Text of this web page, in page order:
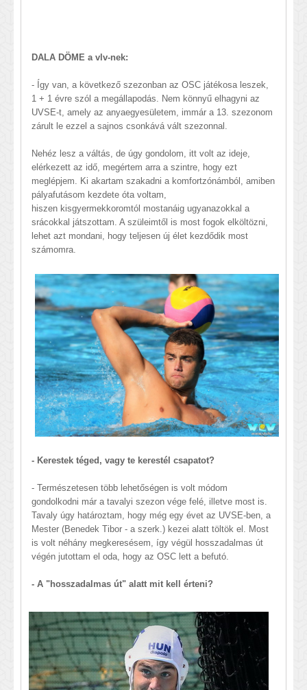
DALA DÖME a vlv-nek:
- Így van, a következő szezonban az OSC játékosa leszek,
1 + 1 évre szól a megállapodás. Nem könnyű elhagyni az
UVSE-t, amely az anyaegyesületem, immár a 13. szezonom
zárult le ezzel a sajnos csonkává vált szezonnal.
Nehéz lesz a váltás, de úgy gondolom, itt volt az ideje,
elérkezett az idő, megértem arra a szintre, hogy ezt
meglépjem. Ki akartam szakadni a komfortzónámból, amiben
pályafutásom kezdete óta voltam,
hiszen kisgyermekkoromtól mostanáig ugyanazokkal a
srácokkal játszottam. A szüleimtől is most fogok elköltözni,
lehet azt mondani, hogy teljesen új élet kezdődik most
számomra.
- Kerestek téged, vagy te kerestél csapatot?
- Természetesen több lehetőségen is volt módom
gondolkodni már a tavalyi szezon vége felé, illetve most is.
Tavaly úgy határoztam, hogy még egy évet az UVSE-ben, a
Mester (Benedek Tibor - a szerk.) kezei alatt töltök el. Most
is volt néhány megkeresésem, így végül hosszadalmas út
végén jutottam el oda, hogy az OSC lett a befutó.
- A "hosszadalmas út" alatt mit kell érteni?